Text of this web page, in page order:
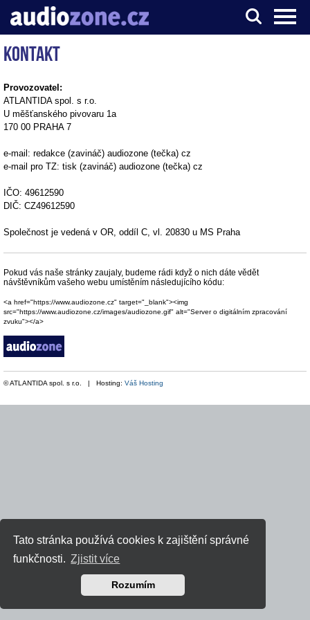
Tato stránka používá cookies k zajištění správné
funkčnosti. Zjistit více
Rozumím
Server o digitálním zpracování zvuku
Kontakt
Provozovatel:
ATLANTIDA spol. s r.o.
U měšťanského pivovaru 1a
170 00 PRAHA 7
e-mail: redakce (zavináč) audiozone (tečka) cz
e-mail pro TZ: tisk (zavináč) audiozone (tečka) cz
IČO: 49612590
DIČ: CZ49612590
Společnost je vedená v OR, oddíl C, vl. 20830 u MS Praha
Pokud vás naše stránky zaujaly, budeme rádi když o nich dáte vědět
návštěvníkům vašeho webu umístěním následujícího kódu:
<a href="https://www.audiozone.cz" target="_blank"><img
src="https://www.audiozone.cz/images/audiozone.gif" alt="Server o digitálním zpracování
zvuku"></a>
© ATLANTIDA spol. s r.o. | Hosting: Váš Hosting